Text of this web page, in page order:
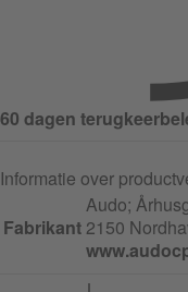
60 dagen
Informatie over
Fabrikant
Audo;
2150